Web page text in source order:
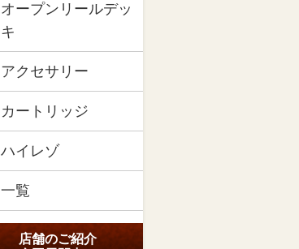
オープンリールデッ
キ
アクセサリー
カートリッジ
ハイレゾ
一覧
店舗のご紹介